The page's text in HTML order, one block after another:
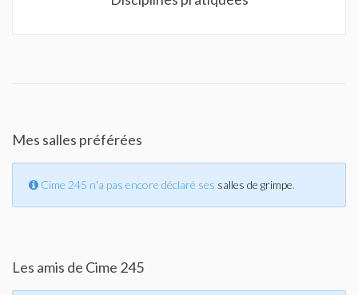
Mes salles préférées
Cime 245 n'a pas encore déclaré ses salles de grimpe.
Les amis de Cime 245